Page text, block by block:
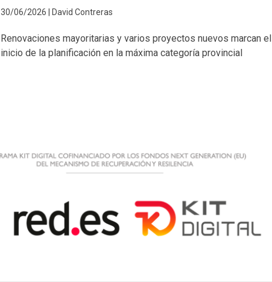
30/06/2026 | David Contreras
Renovaciones mayoritarias y varios proyectos nuevos marcan el
inicio de la planificación en la máxima categoría provincial